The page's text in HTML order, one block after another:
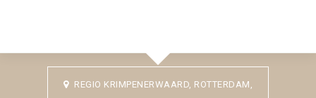
REGIO KRIMPENERWAARD, ROTTERDAM,